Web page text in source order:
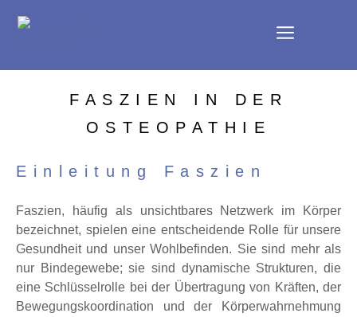
FASZIEN IN DER
OSTEOPATHIE
Einleitung Faszien
Faszien, häufig als unsichtbares Netzwerk im Körper
bezeichnet, spielen eine entscheidende Rolle für unsere
Gesundheit und unser Wohlbefinden. Sie sind mehr als
nur Bindegewebe; sie sind dynamische Strukturen, die
eine Schlüsselrolle bei der Übertragung von Kräften, der
Bewegungskoordination und der Körperwahrnehmung